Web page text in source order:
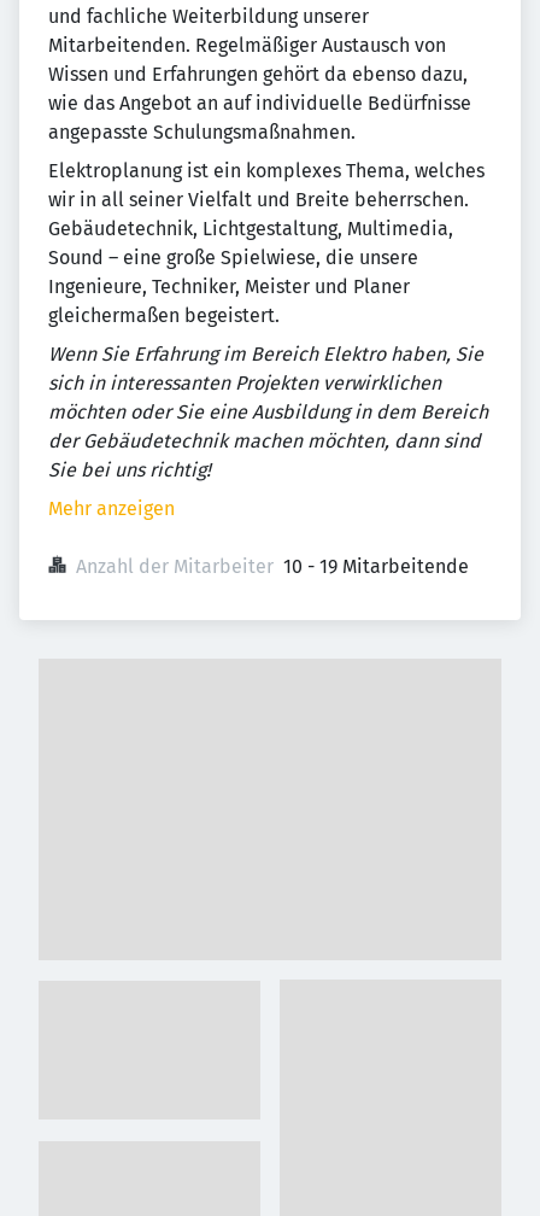
und fachliche Weiterbildung unserer
Mitarbeitenden. Regelmäßiger Austausch von
Wissen und Erfahrungen gehört da ebenso dazu,
wie das Angebot an auf individuelle Bedürfnisse
angepasste Schulungsmaßnahmen.
Elektroplanung ist ein komplexes Thema, welches
wir in all seiner Vielfalt und Breite beherrschen.
Gebäudetechnik, Lichtgestaltung, Multimedia,
Sound – eine große Spielwiese, die unsere
Ingenieure, Techniker, Meister und Planer
gleichermaßen begeistert.
Wenn Sie Erfahrung im Bereich Elektro haben, Sie
sich in interessanten Projekten verwirklichen
möchten oder Sie eine Ausbildung in dem Bereich
der Gebäudetechnik machen möchten, dann sind
Sie bei uns richtig!
Mehr anzeigen
Anzahl der Mitarbeiter 10 - 19 Mitarbeitende